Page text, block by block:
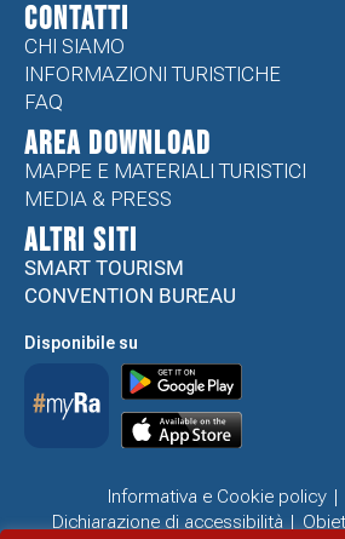
CONTATTI
CHI SIAMO
INFORMAZIONI TURISTICHE
FAQ
Area Download
MAPPE E MATERIALI TURISTICI
MEDIA & PRESS
ALTRI SITI
SMART TOURISM
CONVENTION BUREAU
Disponibile su
Informativa e Cookie policy
Dichiarazione di accessibilità